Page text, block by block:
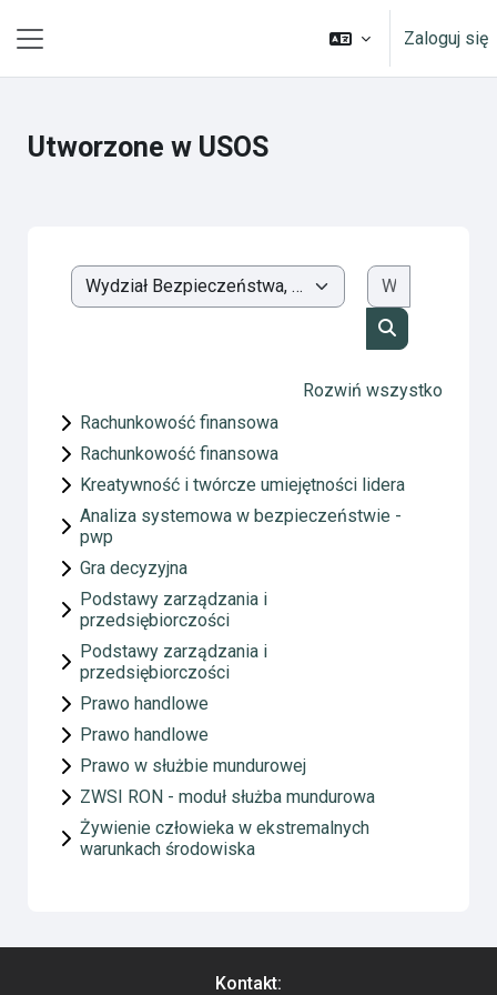
Zaloguj się
Utworzone w USOS
Kategorie kursów
Wyszukaj
Rozwiń wszystko
Rachunkowość finansowa
Rachunkowość finansowa
Kreatywność i twórcze umiejętności lidera
Analiza systemowa w bezpieczeństwie -
pwp
Gra decyzyjna
Podstawy zarządzania i
przedsiębiorczości
Podstawy zarządzania i
przedsiębiorczości
Prawo handlowe
Prawo handlowe
Prawo w służbie mundurowej
ZWSI RON - moduł służba mundurowa
Żywienie człowieka w ekstremalnych
warunkach środowiska
Kontakt: